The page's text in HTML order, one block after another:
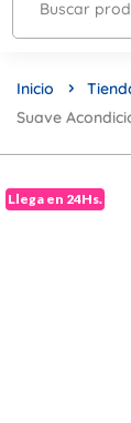
Inicio
Suave
Llega en 24Hs.